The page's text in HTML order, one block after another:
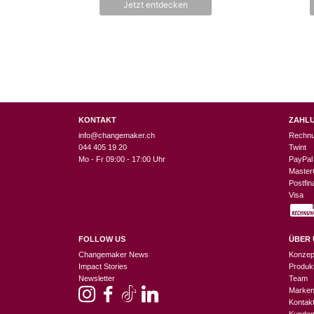
Jetzt entdecken
KONTAKT
info@changemaker.ch
044 405 19 20
Mo - Fr 09:00 - 17:00 Uhr
FOLLOW US
Changemaker News
Impact Stories
Newsletter
Twint
PayPal
Visa
ÜBER
Team
Marken
Kontakt